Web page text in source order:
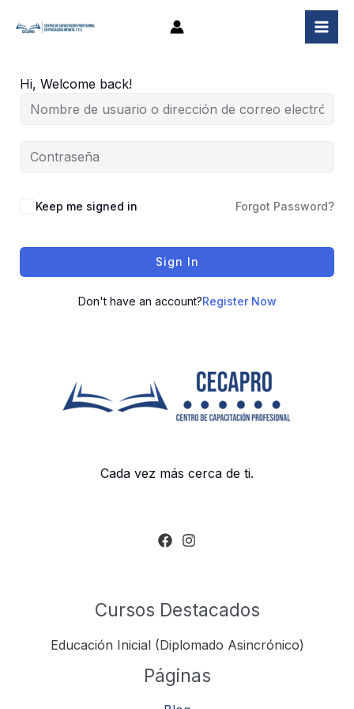
Hi, Welcome back!
Keep me signed in Forgot Password?
Sign In
Don't have an account?Register Now
Cada vez más cerca de ti.
Cursos Destacados
Educación Inicial (Diplomado Asincrónico)
Páginas